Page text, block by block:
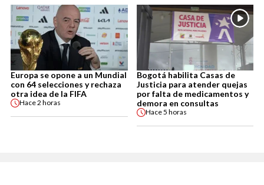
Europa se opone a un Mundial
con 64 selecciones y rechaza
otra idea de la FIFA
Hace2 horas
Bogotá habilita Casas de
Justicia para atender quejas
por falta de medicamentos y
demora en consultas
Hace5 horas